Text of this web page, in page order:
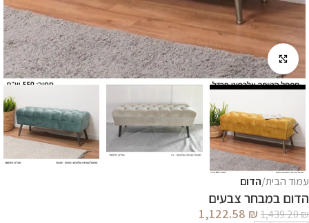
עמוד הבית הדום
הדום במבחר צבעים
1,439.20₪
1,122.58 ₪
לחץ להגדלה